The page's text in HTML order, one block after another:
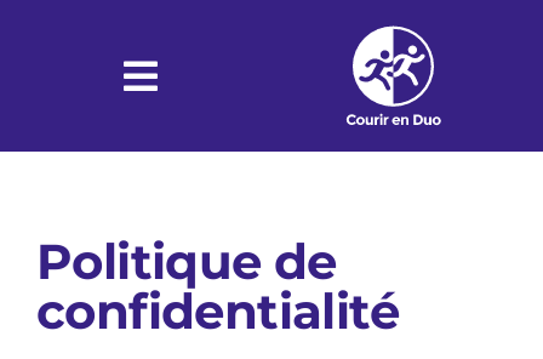
Toggle
Navigation
Accueil
Groupe
Politique de
confidentialité